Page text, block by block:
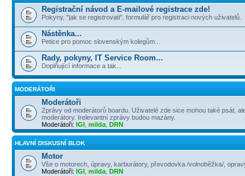
Registrační návod a E-mailové registrace zde!
Pokyny, "jak se registrovati", formulář pro registraci nových uživatelů.
Nástěnka...
Petice pro pomoc slovenským kolegům...
Rady, pokyny, IT Service Room...
Doplňující informace a tak...
MODERÁTOŘI
Moderátoři
Zprávy od moderátorů boardu. Uživatelé zde sice mohou také psát,
moderátory. Irelevantní zprávy budou mazány.
Moderátoři: IGI milda DRN
HLAVNÍ DISKUSNÍ BLOK
Motor
Vše o motorech, úpravy, karburátory, převodovka /volnoběžka/,
Moderátoři: IGI milda DRN